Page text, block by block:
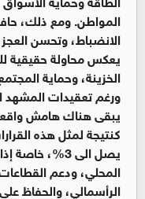
المواطن. ومع ذلك،
الانضباط، وتحسن
يعكس محاولة حقيقية
الخزينة، وحماية
ورغم تعقيدات المشهد
يبقى هناك هامش واقعي
كنتيجة لمثل هذه
يصل الى 3%،
المحلي، ودعم القطاعات
الرأسمالي، والحفاظ